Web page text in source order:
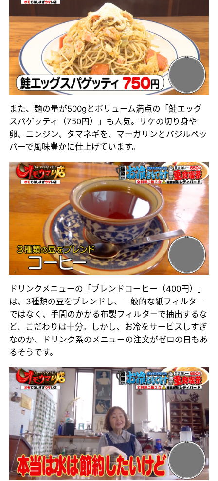
また、麺の量が500gとボリューム満点の「鮭エッグ
スパゲッティ（750円）」も人気。サケの切り身や
卵、ニンジン、タマネギを、マーガリンとバジルペッ
パーで風味豊かに仕上げています。
ドリンクメニューの「ブレンドコーヒー（400円）」
は、3種類の豆をブレンドし、一般的な紙フィルター
ではなく、手間のかかる布製フィルターで抽出するな
ど、こだわりは十分。しかし、お冷をサービスしすぎ
なのか、ドリンク系のメニューの注文がゼロの日もあ
るそうです。